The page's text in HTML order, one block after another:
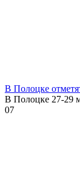
В Полоцке
В Полоцке 27-29
07